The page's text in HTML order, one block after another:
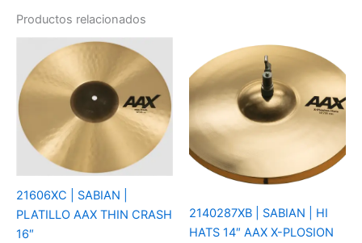
Productos relacionados
21606XC | SABIAN |
PLATILLO AAX THIN CRASH
16″
2140287XB | SABIAN | HI
HATS 14″ AAX X-PLOSION